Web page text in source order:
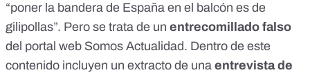
“poner la bandera de España en el balcón es de
gilipollas”. Pero se trata de un entrecomillado falso
del portal web Somos Actualidad. Dentro de este
contenido incluyen un extracto de una entrevista de